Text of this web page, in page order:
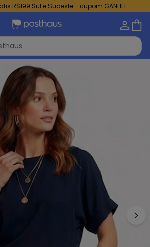
R$199 Sul e Sudeste - cupom GANHEI